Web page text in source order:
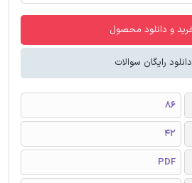
و دانلود محصول
دانلود رایگان سوالات
86
42
PDF